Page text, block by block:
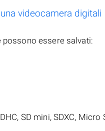
videocamera digitali
possono essere salvati:
SD mini, SDXC, Micro